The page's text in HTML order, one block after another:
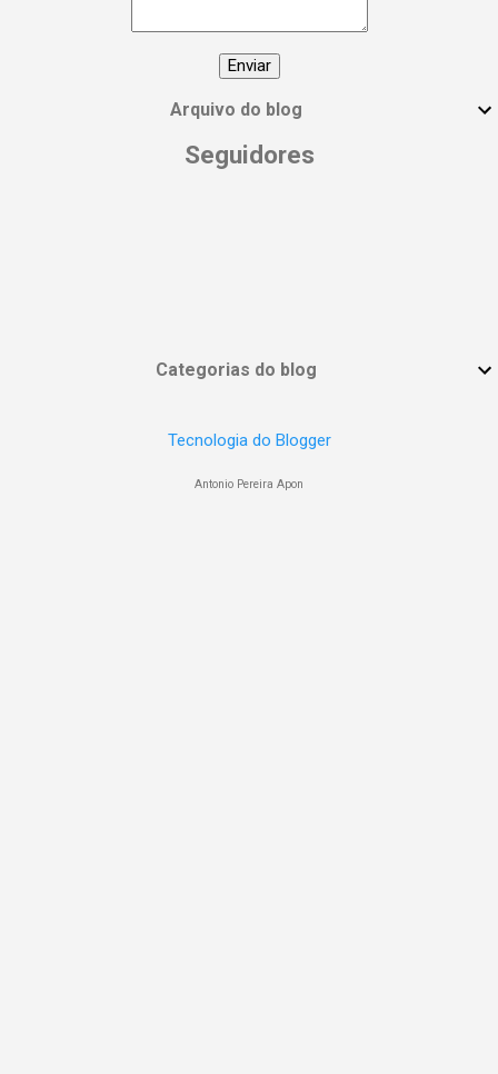
#DiaInternacionalDaMulher
#EmpoderamentoFeminino
#MulheresPoderosas #VocêÉUmaDeusa
Arquivo do blog
Seguidores
Categorias do blog
Tecnologia do Blogger
Antonio Pereira Apon